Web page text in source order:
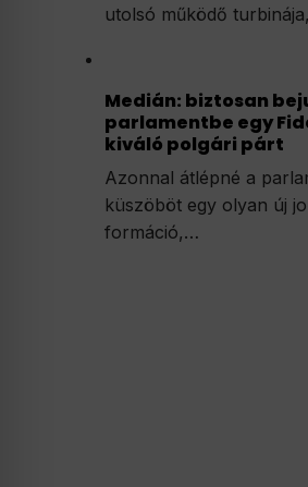
utolsó működő
Medián: biztosan
parlamentbe egy
kiváló polgári párt
Azonnal átlépné a
küszöböt egy olyan új
formáció,…